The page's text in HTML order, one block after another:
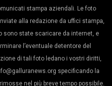
stampa aziendali. Le foto
alla redazione da uffici stampa,
sono state scaricare da internet, e
l’eventuale detentore del
di tali foto ledano i vostri diritti,
specificando la
nel più breve tempo possibile.